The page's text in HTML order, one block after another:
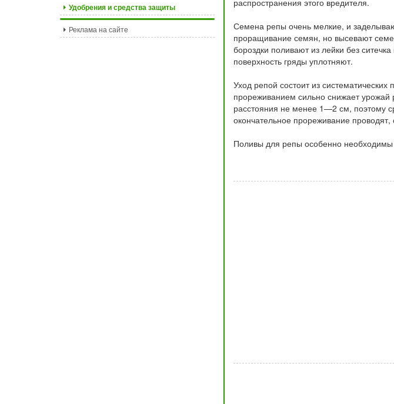
Удобрения и средства защиты
Реклама на сайте
распространения этого вредителя.
Семена репы очень мелкие, и
проращивание семян, но высевают
бороздки поливают из лейки без
поверхность гряды уплотняют.
Уход репой состоит из
прореживанием сильно снижает
расстояния не менее 1—2 см, поэтому
окончательное прореживание
Поливы для репы особенно